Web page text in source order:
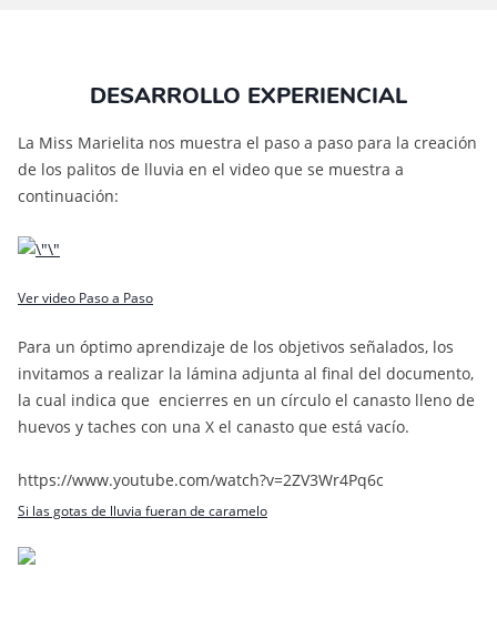
DESARROLLO EXPERIENCIAL
La Miss Marielita nos muestra el paso a paso para la creación
de los palitos de lluvia en el video que se muestra a
continuación:
Ver video Paso a Paso
Para un óptimo aprendizaje de los objetivos señalados, los
invitamos a realizar la lámina adjunta al final del documento,
la cual indica que encierres en un círculo el canasto lleno de
huevos y taches con una X el canasto que está vacío.
https://www.youtube.com/watch?v=2ZV3Wr4Pq6c
Si las gotas de lluvia fueran de caramelo